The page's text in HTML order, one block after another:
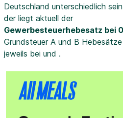
Deutschland unterschiedlich
der liegt aktuell der
Gewerbesteuerhebesatz bei
Grundsteuer A und B Hebesätze
jeweils bei und .